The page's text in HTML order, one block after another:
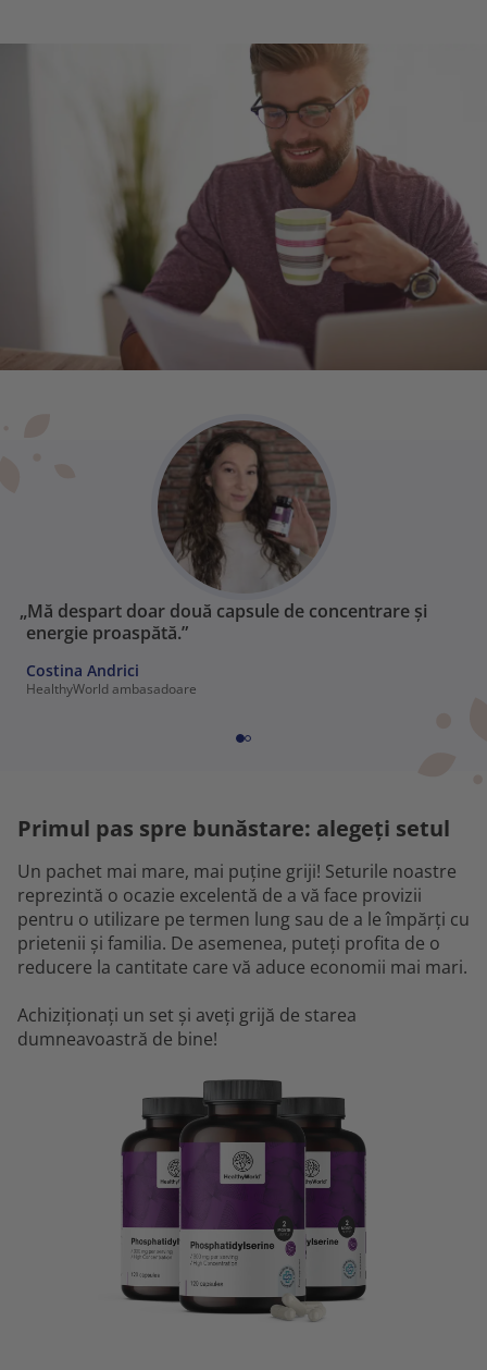
„Mă despart doar două capsule de concentrare și
energie proaspătă.”
Costina Andrici
HealthyWorld ambasadoare
Primul pas spre bunăstare: alegeți setul
Un pachet mai mare, mai puține griji! Seturile noastre
reprezintă o ocazie excelentă de a vă face provizii
pentru o utilizare pe termen lung sau de a le împărți cu
prietenii și familia. De asemenea, puteți profita de o
reducere la cantitate care vă aduce economii mai mari.
Achiziționați un set și aveți grijă de starea
dumneavoastră de bine!